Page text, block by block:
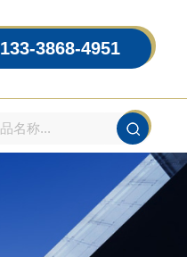
133-3868-4951